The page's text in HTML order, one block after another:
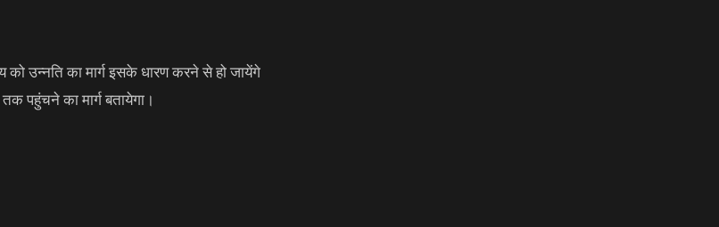
को उन्नति का मार्ग इसके धारण करने से हो जायेंगे
पहुंचने का मार्ग बतायेगा।